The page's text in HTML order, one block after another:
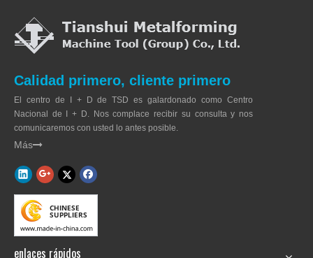
Calidad primero, cliente primero
El centro de I + D de TSD es galardonado como Centro
Nacional de I + D. Nos complace recibir su consulta y nos
comunicaremos con usted lo antes posible.
Más
enlaces rápidos